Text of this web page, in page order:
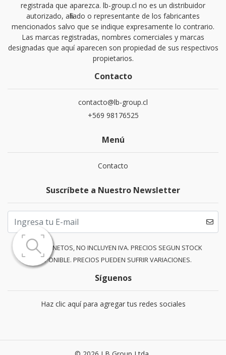
registrada que aparezca. lb-group.cl no es un distribuidor
autorizado, afiliado o representante de los fabricantes
mencionados salvo que se indique expresamente lo contrario.
Las marcas registradas, nombres comerciales y marcas
designadas que aquí aparecen son propiedad de sus respectivos
propietarios.
Contacto
contacto@lb-group.cl
+569 98176525
Menú
Contacto
Suscríbete a Nuestro Newsletter
PRECIOS NETOS, NO INCLUYEN IVA. PRECIOS SEGUN STOCK
DISPONIBLE. PRECIOS PUEDEN SUFRIR VARIACIONES.
Síguenos
Haz clic aquí para agregar tus redes sociales